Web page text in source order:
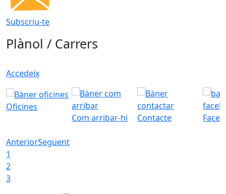
Subscriu-te
Plànol / Carrers
Accedeix
Oficines
Com arribar-hi
Contacte
AnteriorSegüent
1
2
3